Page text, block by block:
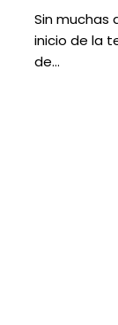
Sin muchas
inicio de la
de…